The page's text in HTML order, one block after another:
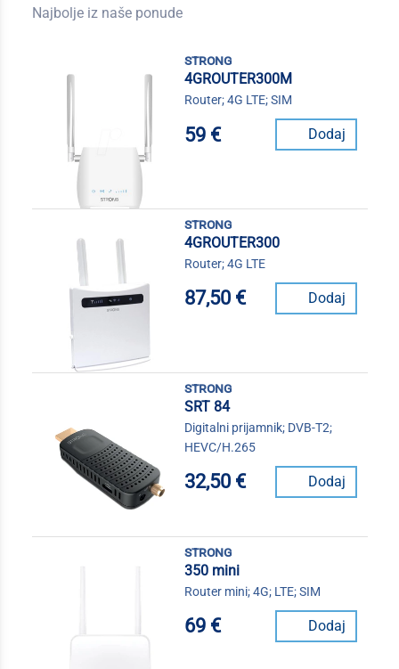
Najbolje iz naše ponude
strong
4GROUTER300M
Router; 4G LTE; SIM
59 € Dodaj
strong
4GROUTER300
Router; 4G LTE
87,50 € Dodaj
strong
SRT 84
Digitalni prijamnik; DVB-T2;
HEVC/H.265
32,50 € Dodaj
strong
350 mini
Router mini; 4G; LTE; SIM
69 € Dodaj